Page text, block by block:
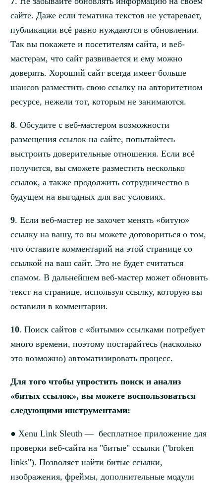
сайте. Даже если тематика текстов не устаревает,
публикации всё равно нуждаются в обновлении.
Так вы покажете и посетителям сайта, и веб-
мастерам, что сайт развивается и ему можно
доверять. Хороший сайт всегда имеет больше
шансов разместить свою ссылку на авторитетном
ресурсе, нежели тот, которым не занимаются.
8. Обсудите с веб-мастером возможности
размещения ссылок на сайте, попытайтесь
выстроить доверительные отношения. Если всё
получится, вы сможете разместить несколько
ссылок, а также продолжить сотрудничество в
будущем на выгодных для вас условиях.
9. Если веб-мастер не захочет менять «битую»
ссылку на вашу, то вы можете договориться о том,
что оставите комментарий на этой странице со
ссылкой на ваш сайт. Это не будет считаться
спамом. В дальнейшем веб-мастер может обновить
текст на странице, используя ссылку, которую вы
оставили в комментарии.
10. Поиск сайтов с «битыми» ссылками потребует
много времени, поэтому постарайтесь (насколько
это возможно) автоматизировать процесс.
Для того чтобы упростить поиск и анализ
«битых ссылок», вы можете воспользоваться
следующими инструментами:
● Xenu Link Sleuth — бесплатное приложение для
проверки веб-сайта на "битые" ссылки ("broken
links"). Позволяет найти битые ссылки,
изображения, фреймы, дополнительные модули